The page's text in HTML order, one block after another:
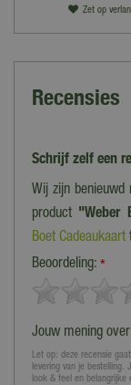
Zet op
Recensies
Schrijf zelf een
Wij zijn
product "Weber
Boet Cadeaukaart
Beoordeling: *
Jouw mening
Let op: deze recensie
levering van je
look & feel en belangrijke